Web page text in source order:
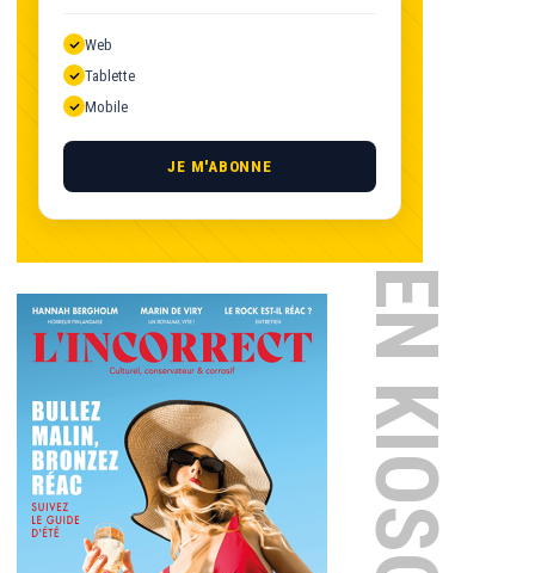
Web
Tablette
Mobile
JE M'ABONNE
EN KIOSQUE